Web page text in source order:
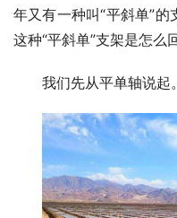
年又有一种叫“平斜单”
这种“平斜单”支架是怎么
我们先从平单轴说起。